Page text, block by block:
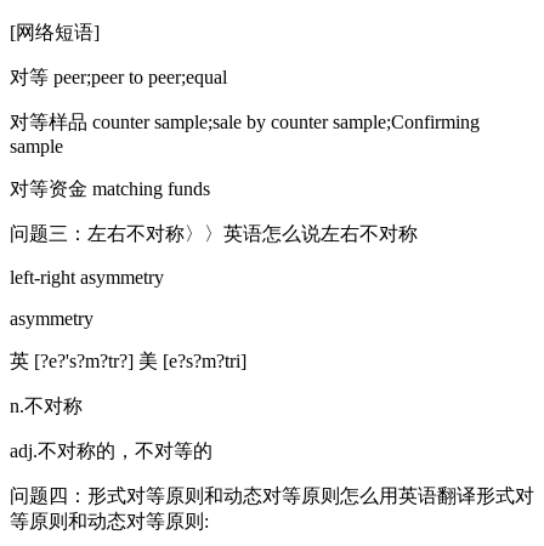
[网络短语]
对等 peer;peer to peer;equal
对等样品 counter sample;sale by counter sample;Confirming
sample
对等资金 matching funds
问题三：左右不对称〉〉英语怎么说左右不对称
left-right asymmetry
asymmetry
英 [?e?'s?m?tr?] 美 [e?s?m?tri]
n.不对称
adj.不对称的，不对等的
问题四：形式对等原则和动态对等原则怎么用英语翻译形式对
等原则和动态对等原则: